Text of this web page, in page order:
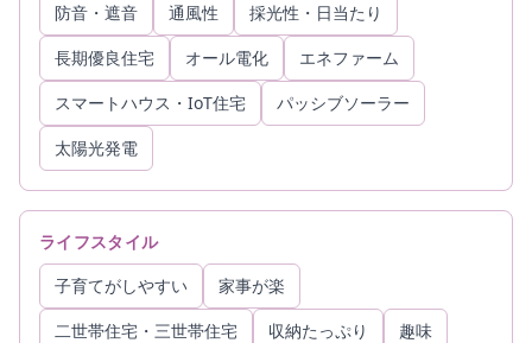
防音・遮音 通風性
採光性・日当たり
長期優良住宅
オール電化
エネファーム
スマートハウス・IoT住宅
パッシブソーラー
太陽光発電
ライフスタイル
子育てがしやすい
家事が楽
二世帯住宅・三世帯住宅
収納たっぷり
趣味